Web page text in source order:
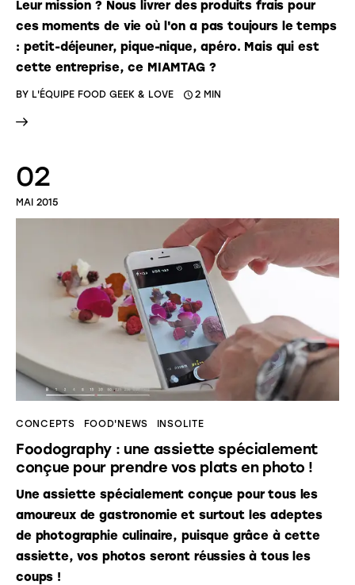
Leur mission ? Nous livrer des produits frais pour
ces moments de vie où l'on a pas toujours le temps
: petit-déjeuner, pique-nique, apéro. Mais qui est
cette entreprise, ce MIAMTAG ?
BY L'ÉQUIPE FOOD GEEK & LOVE 2 MIN
02
MAI 2015
CONCEPTS FOOD'NEWS INSOLITE
Foodography : une assiette spécialement
conçue pour prendre vos plats en photo !
Une assiette spécialement conçue pour tous les
amoureux de gastronomie et surtout les adeptes
de photographie culinaire, puisque grâce à cette
assiette, vos photos seront réussies à tous les
coups !